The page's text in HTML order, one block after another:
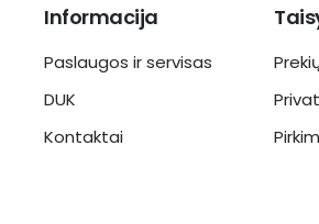
Informacija
Paslaugos ir servisas
DUK
Kontaktai